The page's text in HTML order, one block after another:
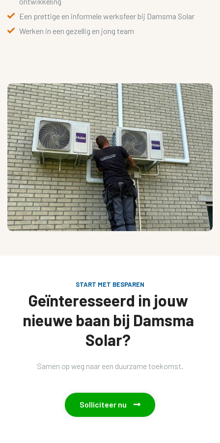
Een prettige en informele werksfeer bij Damsma Solar
Werken in een gezellig en jong team
START MET BESPAREN
Geïnteresseerd in jouw
nieuwe baan bij Damsma
Solar?
Samen op weg naar een duurzame toekomst.
Solliciteer nu 